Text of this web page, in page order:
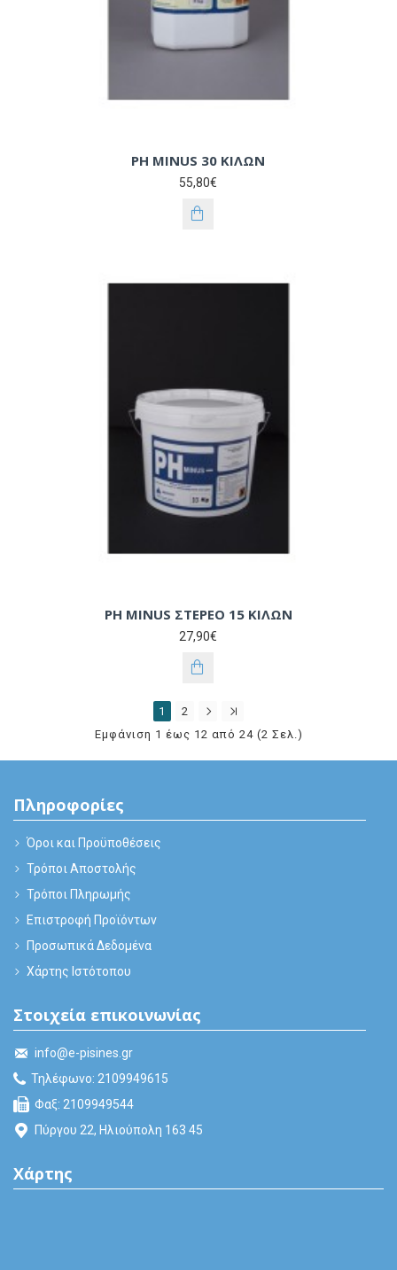
PH MINUS 30 ΚΙΛΩΝ
55,80€
PH MINUS ΣΤΕΡΕΟ 15 ΚΙΛΩΝ
27,90€
1
2
Εμφάνιση 1 έως 12 από 24 (2 Σελ.)
Πληροφορίες
Όροι και Προϋποθέσεις
Τρόποι Αποστολής
Τρόποι Πληρωμής
Επιστροφή Προϊόντων
Προσωπικά Δεδομένα
Χάρτης Ιστότοπου
Στοιχεία επικοινωνίας
info@e-pisines.gr
Τηλέφωνο: 2109949615
Φαξ: 2109949544
Πύργου 22, Ηλιούπολη 163 45
Χάρτης